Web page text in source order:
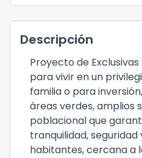
Descripción
Proyecto de
para vivir en un
familia o para
áreas verdes, amplios
poblacional que
tranquilidad, seguridad
habitantes, cercana a